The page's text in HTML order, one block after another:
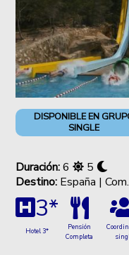
DISPONIBLE EN
SINGLE
Duración:6
5
Destino: España |
3*
Hotel 3*
Pensión
Completa